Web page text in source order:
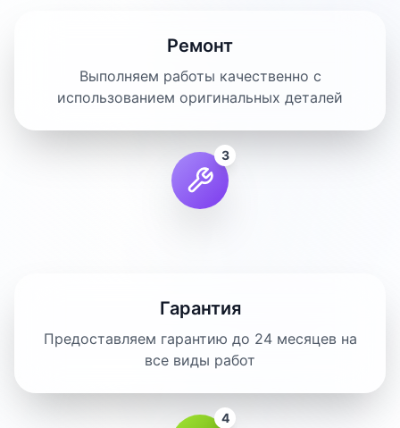
Ремонт
Выполняем работы качественно с
использованием оригинальных деталей
3
Гарантия
Предоставляем гарантию до 24 месяцев на
все виды работ
4